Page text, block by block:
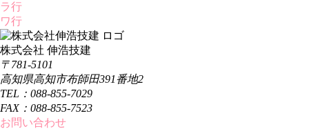
ラ行
ワ行
株式会社 伸浩技建
〒781-5101
高知県高知市布師田391番地2
TEL：088-855-7029
FAX：088-855-7523
お問い合わせ